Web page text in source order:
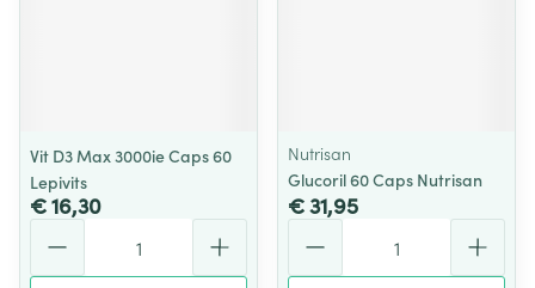
Vit D3 Max 3000ie Caps 60
Lepivits
€ 16,30
Nutrisan
Glucoril 60 Caps Nutrisan
€ 31,95